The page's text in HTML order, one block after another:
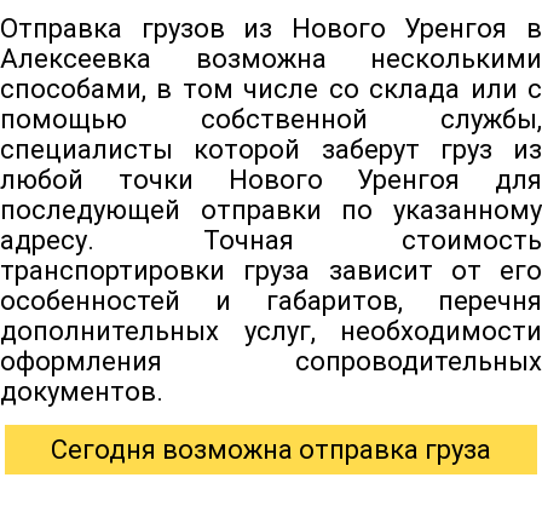
Отправка грузов из Нового Уренгоя в
Алексеевка возможна несколькими
способами, в том числе со склада или с
помощью собственной службы,
специалисты которой заберут груз из
любой точки Нового Уренгоя для
последующей отправки по указанному
адресу. Точная стоимость
транспортировки груза зависит от его
особенностей и габаритов, перечня
дополнительных услуг, необходимости
оформления сопроводительных
документов.
Сегодня возможна отправка груза